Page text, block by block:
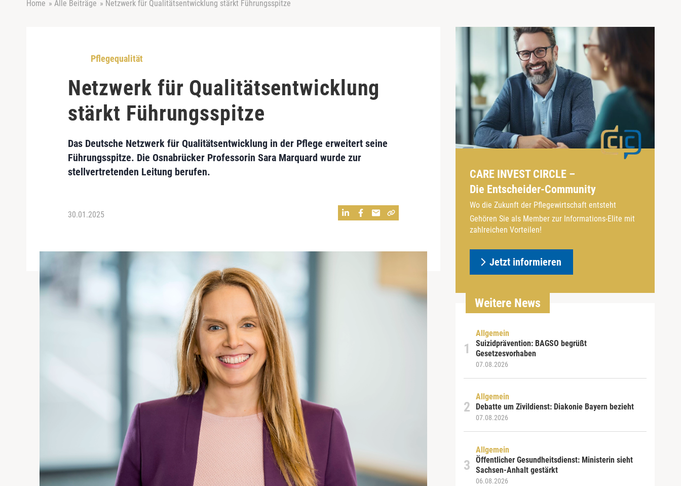
Home » Alle Beiträge » Netzwerk für Qualitätsentwicklung stärkt Führungsspitze
Pflegequalität
Netzwerk für Qualitätsentwicklung
stärkt Führungsspitze
Das Deutsche Netzwerk für Qualitätsentwicklung in der Pflege erweitert seine
Führungsspitze. Die Osnabrücker Professorin Sara Marquard wurde zur
stellvertretenden Leitung berufen.
30.01.2025
CARE INVEST CIRCLE –
Die Entscheider-Community
Wo die Zukunft der Pflegewirtschaft entsteht
Gehören Sie als Member zur Informations-Elite mit
zahlreichen Vorteilen!
Jetzt informieren
Weitere News
Allgemein
Suizidprävention: BAGSO begrüßt
Gesetzesvorhaben
07.08.2026
Allgemein
Debatte um Zivildienst: Diakonie Bayern bezieht
07.08.2026
Allgemein
Öffentlicher Gesundheitsdienst: Ministerin sieht
Sachsen-Anhalt gestärkt
06.08.2026